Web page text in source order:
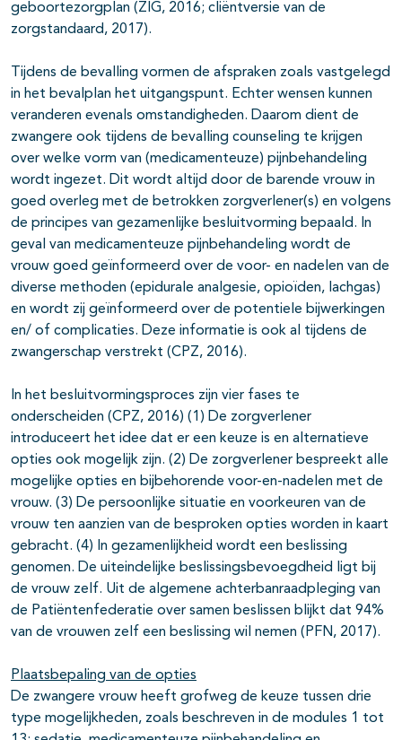
geboortezorgplan (ZIG, 2016; cliëntversie van de
zorgstandaard, 2017).
Tijdens de bevalling vormen de afspraken zoals vastgelegd
in het bevalplan het uitgangspunt. Echter wensen kunnen
veranderen evenals omstandigheden. Daarom dient de
zwangere ook tijdens de bevalling counseling te krijgen
over welke vorm van (medicamenteuze) pijnbehandeling
wordt ingezet. Dit wordt altijd door de barende vrouw in
goed overleg met de betrokken zorgverlener(s) en volgens
de principes van gezamenlijke besluitvorming bepaald. In
geval van medicamenteuze pijnbehandeling wordt de
vrouw goed geïnformeerd over de voor- en nadelen van de
diverse methoden (epidurale analgesie, opioïden, lachgas)
en wordt zij geïnformeerd over de potentiele bijwerkingen
en/ of complicaties. Deze informatie is ook al tijdens de
zwangerschap verstrekt (CPZ, 2016).
In het besluitvormingsproces zijn vier fases te
onderscheiden (CPZ, 2016) (1) De zorgverlener
introduceert het idee dat er een keuze is en alternatieve
opties ook mogelijk zijn. (2) De zorgverlener bespreekt alle
mogelijke opties en bijbehorende voor-en-nadelen met de
vrouw. (3) De persoonlijke situatie en voorkeuren van de
vrouw ten aanzien van de besproken opties worden in kaart
gebracht. (4) In gezamenlijkheid wordt een beslissing
genomen. De uiteindelijke beslissingsbevoegdheid ligt bij
de vrouw zelf. Uit de algemene achterbanraadpleging van
de Patiëntenfederatie over samen beslissen blijkt dat 94%
van de vrouwen zelf een beslissing wil nemen (PFN, 2017).
Plaatsbepaling van de opties
De zwangere vrouw heeft grofweg de keuze tussen drie
type mogelijkheden, zoals beschreven in de modules 1 tot